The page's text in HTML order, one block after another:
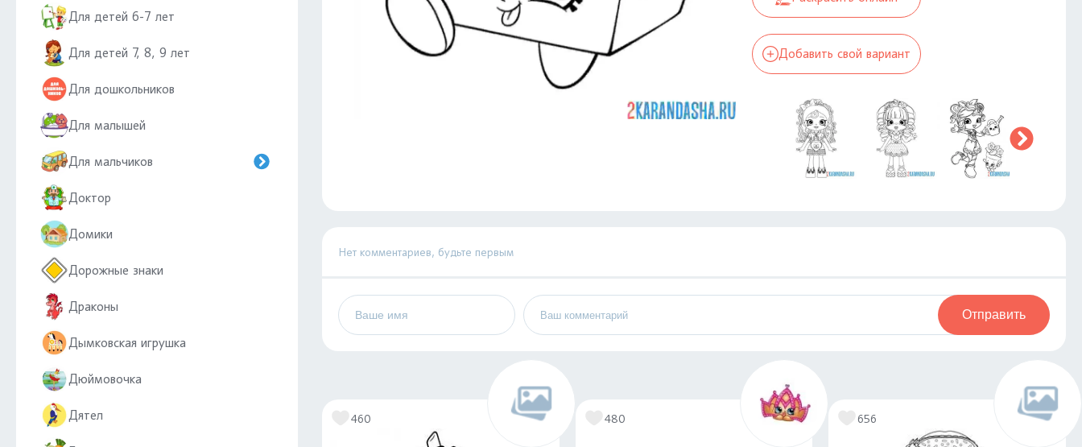
Для детей 6-7 лет
Для детей 7, 8, 9 лет
Для дошкольников
Для малышей
Для мальчиков
Доктор
Домики
Дорожные знаки
Драконы
Дымковская игрушка
Дюймовочка
Дятел
Добавить свой вариант
Нет комментариев, будьте первым
Отправить
460 480 656